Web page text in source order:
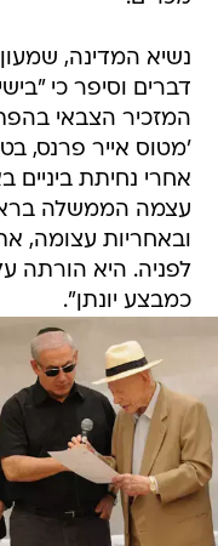
נשיא המדינה,
דברים וסיפר כי
המזכיר הצבאי
אחרי נחיתת
עצמה הממשלה
ובאחריות עצומה,
לפניה. היא הורתה
כמבצע יונתן".